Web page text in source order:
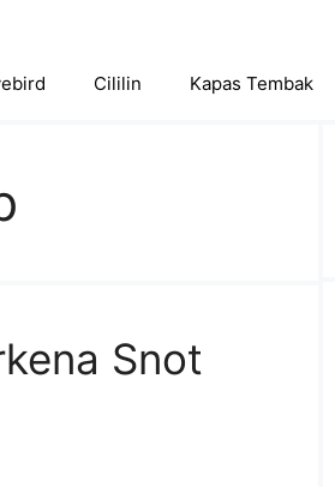
Cililin Kapas Tembak
Snot